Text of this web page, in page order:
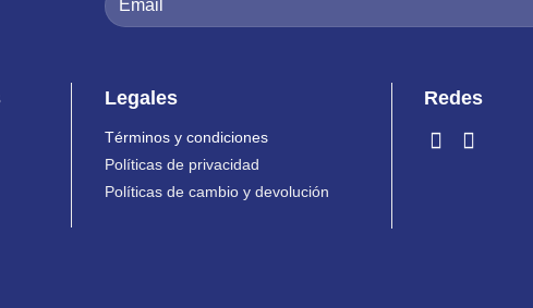
Legales
Términos y condiciones
Políticas de privacidad
Políticas de cambio y devolución
Redes